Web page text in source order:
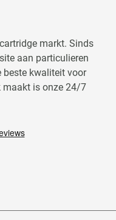
markt. Sinds
aan particulieren
beste kwaliteit voor
maakt is onze 24/7